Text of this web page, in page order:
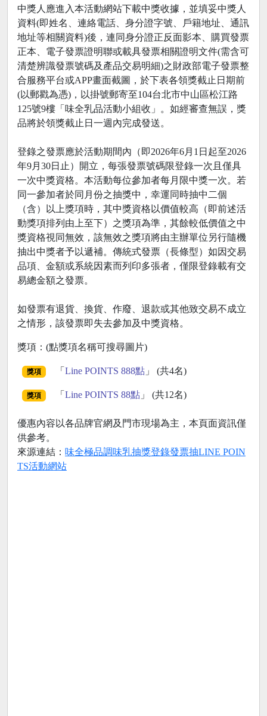
中獎人應進入本活動網站下載中獎收據，並填妥中獎人
資料(即姓名、連絡電話、身分證字號、戶籍地址、通訊
地址等相關資料)後，連同身分證正反面影本、購買發票
正本、電子發票證明聯或載具發票相關證明文件(需含可
清楚辨識發票號碼及產品交易明細)之財政部電子發票整
合服務平台或APP畫面截圖，於下表各領獎截止日期前
(以郵戳為憑)，以掛號郵寄至104台北市中山區松江路
125號9樓「味全乳品活動小組收」。如經審查無誤，獎
品將於領獎截止日一週內完成發送。
登錄之發票應於活動期間內（即2026年6月1日起至2026
年9月30日止）開立，每張發票號碼限登錄一次且僅具
一次中獎資格。本活動每位參加者每月限中獎一次。若
同一參加者於同月份之抽獎中，幸運同時抽中二個
（含）以上獎項時，其中獎資格以價值較高（即前述活
動獎項排列由上至下）之獎項為準，其餘較低價值之中
獎資格視同無效，該無效之獎項將由主辦單位另行隨機
抽出中獎者予以遞補。傳統式發票（長條型）如因交易
品項、金額或系統因素而列印多張者，僅限登錄載有交
易總金額之發票。
如發票有退貨、換貨、作廢、退款或其他致交易不成立
之情形，該發票即失去參加及中獎資格。
獎項：(點獎項名稱可搜尋圖片)
獎項 「 Line POINTS 888點」 (共4名)
獎項 「 Line POINTS 88點」 (共12名)
優惠內容以各品牌官網及門市現場為主，本頁面資訊僅
供參考。
來源連結： 味全極品調味乳抽獎登錄發票抽LINE POIN
TS活動網站